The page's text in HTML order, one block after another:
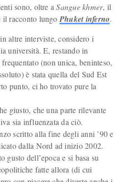
sono, oltre aSangue khmer, il
racconto lungo Phuket inferno.
altre interviste, considero i
università. E, restando in
(non unica, beninteso,
è stata quella del Sud Est
punto, ci ho trovato pure la
giusto, che una parte rilevante
sia influenzata da ciò.
scritto alla fine degli anni ’90 e
dalla Nord ad inizio 2002.
gusto dell’epoca e si basa su
fatte allora (di cui